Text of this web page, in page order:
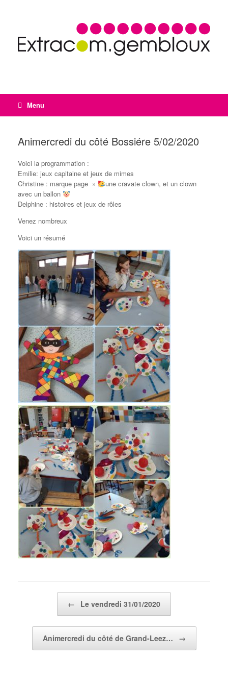
Menu
Animercredi du côté Bossiére 5/02/2020
Voici la programmation :
Emilie: jeux capitaine et jeux de mimes
Christine : marque page »
une cravate clown, et un clown
avec un ballon
Delphine : histoires et jeux de rôles
Venez nombreux
Voici un résumé
← Le vendredi 31/01/2020
Animercredi du côté de Grand-Leez… →